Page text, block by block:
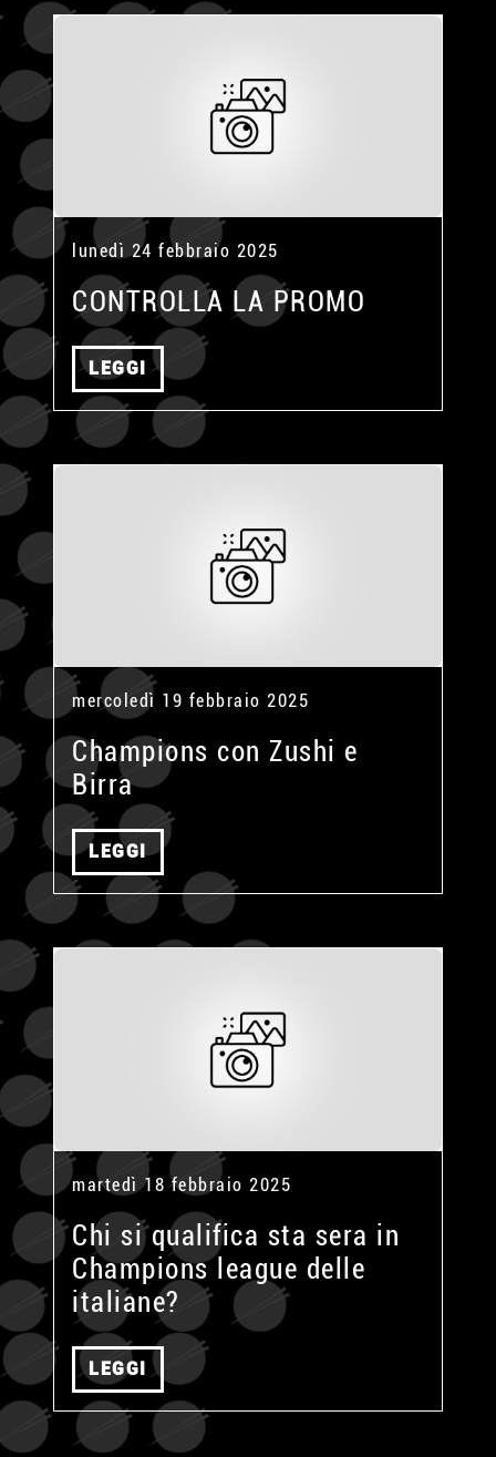
lunedì 24 febbraio 2025
CONTROLLA LA PROMO
LEGGI
mercoledì 19 febbraio 2025
Champions con Zushi e
Birra
LEGGI
martedì 18 febbraio 2025
Chi si qualifica sta sera in
Champions league delle
italiane?
LEGGI